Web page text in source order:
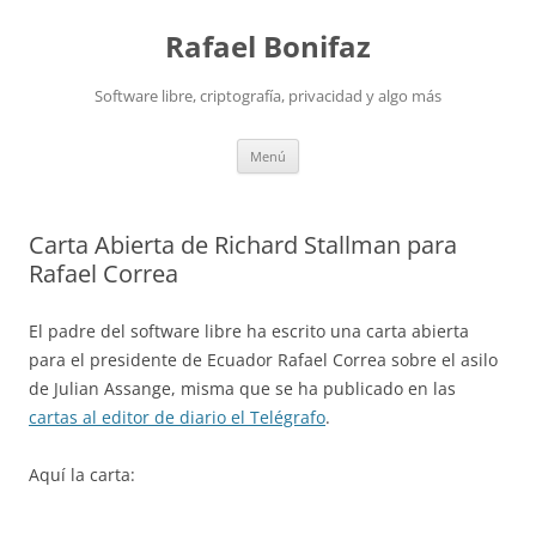
Rafael Bonifaz
Software libre, criptografía, privacidad y algo más
Menú
Carta Abierta de Richard Stallman para
Rafael Correa
El padre del software libre ha escrito una carta abierta
para el presidente de Ecuador Rafael Correa sobre el asilo
de Julian Assange, misma que se ha publicado en las
cartas al editor de diario el Telégrafo.
Aquí la carta: